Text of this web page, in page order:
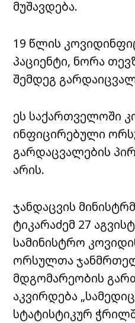
მუშავდება.
19 წლის
პაციენტი, ნორა
შემდეგ
ეს საქართველოში
ინფიცირებული
გარდაცვალების
არის.
ჯანდაცვის
ტიკარაძემ 27
სამინისტრო
ორსულთა
მდგომარეობის
აკვირდება
სტატისტიკურ